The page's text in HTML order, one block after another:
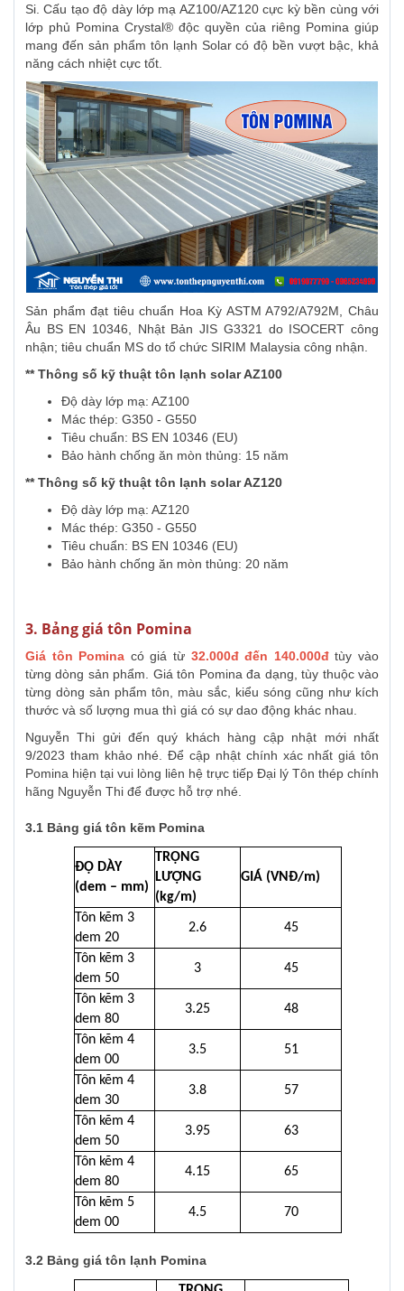
Si. Cấu tạo độ dày lớp mạ AZ100/AZ120 cực kỳ bền cùng với
lớp phủ Pomina Crystal® độc quyền của riêng Pomina giúp
mang đến sản phẩm tôn lạnh Solar có độ bền vượt bậc, khả
năng cách nhiệt cực tốt.
Sản phẩm đạt tiêu chuẩn Hoa Kỳ ASTM A792/A792M, Châu
Âu BS EN 10346, Nhật Bản JIS G3321 do ISOCERT công
nhận; tiêu chuẩn MS do tổ chức SIRIM Malaysia công nhận.
** Thông số kỹ thuật tôn lạnh solar AZ100
Độ dày lớp mạ: AZ100
Mác thép: G350 - G550
Tiêu chuẩn: BS EN 10346 (EU)
Bảo hành chống ăn mòn thủng: 15 năm
** Thông số kỹ thuật tôn lạnh solar AZ120
Độ dày lớp mạ: AZ120
Mác thép: G350 - G550
Tiêu chuẩn: BS EN 10346 (EU)
Bảo hành chống ăn mòn thủng: 20 năm
3. Bảng giá tôn Pomina
Giá tôn Pomina có giá từ 32.000đ đến 140.000đtùy vào
từng dòng sản phẩm. Giá tôn Pomina đa dạng, tùy thuộc vào
từng dòng sản phẩm tôn, màu sắc, kiểu sóng cũng như kích
thước và số lượng mua thì giá có sự dao động khác nhau.
Nguyễn Thi gửi đến quý khách hàng cập nhật mới nhất
9/2023 tham khảo nhé. Để cập nhật chính xác nhất giá tôn
Pomina hiện tại vui lòng liên hệ trực tiếp Đại lý Tôn thép chính
hãng Nguyễn Thi để được hỗ trợ nhé.
3.1 Bảng giá tôn kẽm Pomina
ĐỘ DÀY
(dem – mm)
TRỌNG
LƯỢNG
(kg/m)
GIÁ (VNĐ/m)
Tôn kẽm 3
dem 20
2.6 45
Tôn kẽm 3
dem 50
3 45
Tôn kẽm 3
dem 80
3.25 48
Tôn kẽm 4
dem 00
3.5 51
Tôn kẽm 4
dem 30
3.8 57
Tôn kẽm 4
dem 50
3.95 63
Tôn kẽm 4
dem 80
4.15 65
Tôn kẽm 5
dem 00
4.5 70
3.2 Bảng giá tôn lạnh Pomina